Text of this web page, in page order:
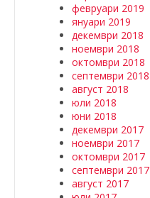
февруари 2019
януари 2019
декември 2018
ноември 2018
октомври 2018
септември 2018
август 2018
юли 2018
юни 2018
декември 2017
ноември 2017
октомври 2017
септември 2017
август 2017